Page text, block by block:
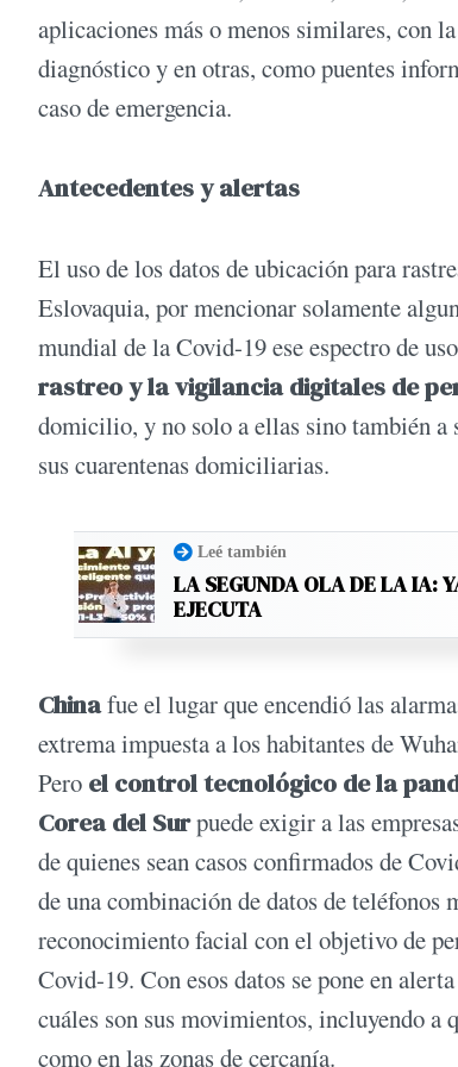
aplicaciones más o menos similares, con
diagnóstico y en otras, como puentes
caso de emergencia.
Antecedentes y alertas
El uso de los datos de ubicación para
Eslovaquia, por mencionar solamente
mundial de la Covid-19 ese espectro de
rastreo y la vigilancia digitales de
domicilio, y no solo a ellas sino también a
sus cuarentenas domiciliarias.
Leé también
LA SEGUNDA OLA DE LA IA:
EJECUTA
Chinafue el lugar que encendió las
extrema impuesta a los habitantes de
Pero el control tecnológico de la
Corea del Surpuede exigir a las
de quienes sean casos confirmados de
de una combinación de datos de
reconocimiento facial con el objetivo de
Covid-19. Con esos datos se pone en
cuáles son sus movimientos, incluyendo a
como en las zonas de cercanía.